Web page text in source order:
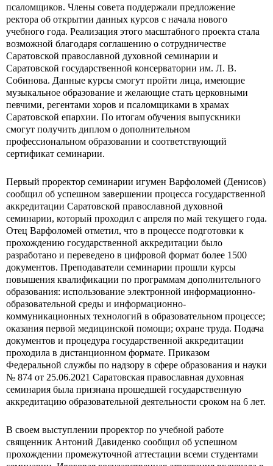
псаломщиков. Члены совета поддержали предложение
ректора об открытии данных курсов с начала нового
учебного года. Реализация этого масштабного проекта стала
возможной благодаря соглашению о сотрудничестве
Саратовской православной духовной семинарии и
Саратовской государственной консерватории им. Л. В.
Собинова. Данные курсы смогут пройти лица, имеющие
музыкальное образование и желающие стать церковными
певчими, регентами хоров и псаломщиками в храмах
Саратовской епархии. По итогам обучения выпускники
смогут получить диплом о дополнительном
профессиональном образовании и соответствующий
сертификат семинарии.
Первый проректор семинарии игумен Варфоломей (Денисов)
сообщил об успешном завершении процесса государственной
аккредитации Саратовской православной духовной
семинарии, который проходил с апреля по май текущего года.
Отец Варфоломей отметил, что в процессе подготовки к
прохождению государственной аккредитации было
разработано и переведено в цифровой формат более 1500
документов. Преподаватели семинарии прошли курсы
повышения квалификации по программам дополнительного
образования: использование электронной информационно-
образовательной среды и информационно-
коммуникационных технологий в образовательном процессе;
оказания первой медицинской помощи; охране труда. Подача
документов и процедура государственной аккредитации
проходила в дистанционном формате. Приказом
Федеральной службы по надзору в сфере образования и науки
№ 874 от 25.06.2021 Саратовская православная духовная
семинария была признана прошедшей государственную
аккредитацию образовательной деятельности сроком на 6 лет.
В своем выступлении проректор по учебной работе
священник Антоний Давиденко сообщил об успешном
прохождении промежуточной аттестации всеми студентами